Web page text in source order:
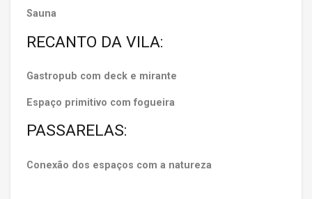
Sauna
RECANTO DA VILA:
Gastropub com deck e mirante
Espaço primitivo com fogueira
PASSARELAS:
Conexão dos espaços com a natureza